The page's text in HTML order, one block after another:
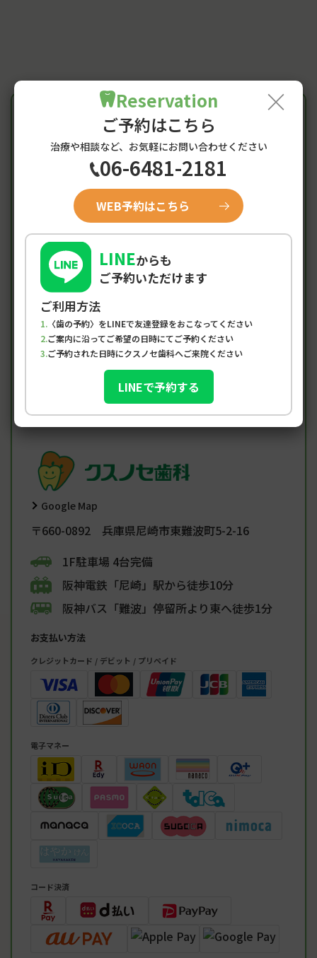
Access
阪神尼崎駅からのアクセス・
診療時間
診療時間 月 火 水
9:00-12:30 ● ● × ●
14:00-19:00
土曜は9:00-15:00
※午前、午後ともに最終受付は診療時間の1時間前となり
※当院は予約制です。定休日…水曜・日曜・祝日
Google Map
〒660-0892 兵庫県尼崎市東難波町5-2-16
1F駐車場 4台完備
阪神電鉄「尼崎」駅から徒歩10分
阪神バス「難波」停留所より東へ徒歩1分
お支払い方法
クレジットカード / デビット / プリペイド
電子マネー
コード決済
×
Reservation
ご予約はこちら
治療や相談など、お気軽にお問い合わせください
06-6481-2181
WEB予約はこちら
LINEからも
ご予約いただけます
ご利用方法
〈歯の予約〉をLINEで友達登録をおこなってください
ご案内に沿ってご希望の日時にてご予約ください
ご予約された日時にクスノセ歯科へご来院ください
LINEで予約する